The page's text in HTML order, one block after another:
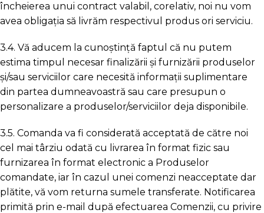
încheierea unui contract valabil, corelativ, noi nu vom
avea obligația să livrăm respectivul produs ori serviciu.
3.4. Vă aducem la cunoștință faptul că nu putem
estima timpul necesar finalizării și furnizării produselor
și/sau serviciilor care necesită informații suplimentare
din partea dumneavoastră sau care presupun o
personalizare a produselor/serviciilor deja disponibile.
3.5. Comanda va fi considerată acceptată de către noi
cel mai târziu odată cu livrarea în format fizic sau
furnizarea în format electronic a Produselor
comandate, iar în cazul unei comenzi neacceptate dar
plătite, vă vom returna sumele transferate. Notificarea
primită prin e-mail după efectuarea Comenzii, cu privire